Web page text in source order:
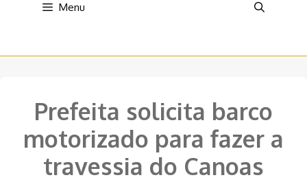
Menu
Prefeita solicita barco
motorizado para fazer a
travessia do Canoas